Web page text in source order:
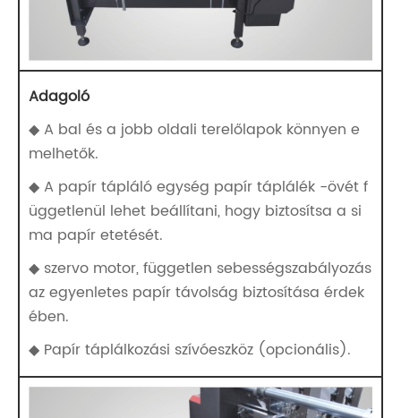
Adagoló
◆ A bal és a jobb oldali terelőlapok könnyen e
melhetők.
◆ A papír tápláló egység papír táplálék -övét f
üggetlenül lehet beállítani, hogy biztosítsa a si
ma papír etetését.
◆ szervo motor, független sebességszabályozás
az egyenletes papír távolság biztosítása érdek
ében.
◆ Papír táplálkozási szívóeszköz (opcionális).